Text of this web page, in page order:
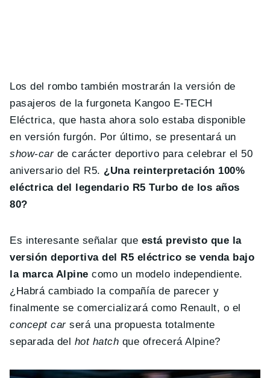
Los del rombo también mostrarán la versión de
pasajeros de la furgoneta Kangoo E-TECH
Eléctrica, que hasta ahora solo estaba disponible
en versión furgón. Por último, se presentará un
show-carde carácter deportivo para celebrar el 50
aniversario del R5. ¿Una reinterpretación 100%
eléctrica del legendario R5 Turbo de los años
80?
Es interesante señalar que está previsto que la
versión deportiva del R5 eléctrico se venda bajo
la marca Alpine como un modelo independiente.
¿Habrá cambiado la compañía de parecer y
finalmente se comercializará como Renault, o el
concept carserá una propuesta totalmente
separada del hot hatch que ofrecerá Alpine?